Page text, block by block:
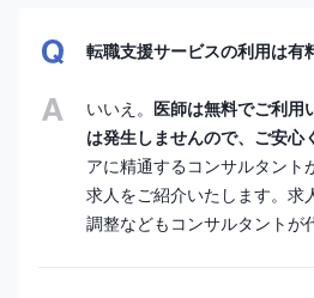
転職支援サービスの利用は有
いいえ。 医師は無料でご利用
は発生しませんので、ご安心
アに精通するコンサルタント
求人をご紹介いたします。求
調整などもコンサルタントが